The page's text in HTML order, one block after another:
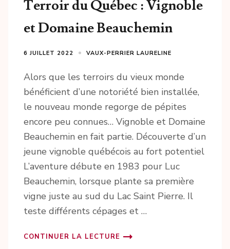
Terroir du Québec : Vignoble
et Domaine Beauchemin
6 JUILLET 2022 VAUX-PERRIER LAURELINE
Alors que les terroirs du vieux monde
bénéficient d’une notoriété bien installée,
le nouveau monde regorge de pépites
encore peu connues… Vignoble et Domaine
Beauchemin en fait partie. Découverte d’un
jeune vignoble québécois au fort potentiel
L’aventure débute en 1983 pour Luc
Beauchemin, lorsque plante sa première
vigne juste au sud du Lac Saint Pierre. Il
teste différents cépages et …
CONTINUER LA LECTURE